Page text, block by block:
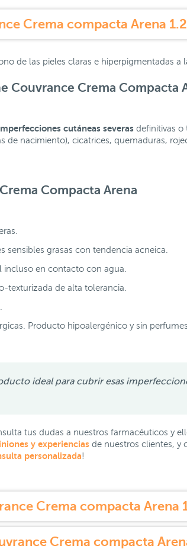
Crema compacta Arena 1.2
de las pieles claras e hiperpigmentadas a
Couvrance Crema Compacta
cutáneas severas definitivas o
de nacimiento), cicatrices, quemaduras,
Compacta Arena
sensibles grasas con tendencia acneica.
incluso en contacto con agua.
texturizada de alta tolerancia.
Producto hipoalergénico y sin perfumes.
ideal para cubrir esas
tus dudas a nuestros farmacéuticos y
y experiencias de nuestros clientes, y
personalizada!
Crema compacta Arena
Crema compacta